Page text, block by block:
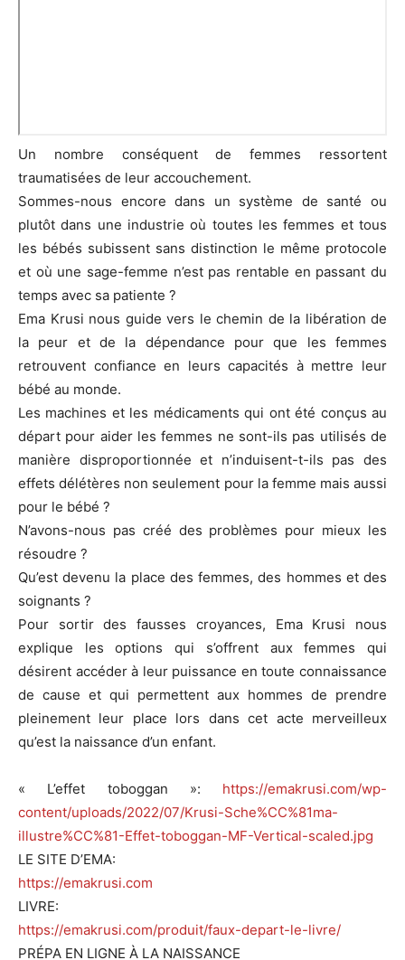
Un nombre conséquent de femmes ressortent
traumatisées de leur accouchement.
Sommes-nous encore dans un système de santé ou
plutôt dans une industrie où toutes les femmes et tous
les bébés subissent sans distinction le même protocole
et où une sage-femme n’est pas rentable en passant du
temps avec sa patiente ?
Ema Krusi nous guide vers le chemin de la libération de
la peur et de la dépendance pour que les femmes
retrouvent confiance en leurs capacités à mettre leur
bébé au monde.
Les machines et les médicaments qui ont été conçus au
départ pour aider les femmes ne sont-ils pas utilisés de
manière disproportionnée et n’induisent-t-ils pas des
effets délétères non seulement pour la femme mais aussi
pour le bébé ?
N’avons-nous pas créé des problèmes pour mieux les
résoudre ?
Qu’est devenu la place des femmes, des hommes et des
soignants ?
Pour sortir des fausses croyances, Ema Krusi nous
explique les options qui s’offrent aux femmes qui
désirent accéder à leur puissance en toute connaissance
de cause et qui permettent aux hommes de prendre
pleinement leur place lors dans cet acte merveilleux
qu’est la naissance d’un enfant.
« L’effet toboggan »: https://emakrusi.com/wp-
content/uploads/2022/07/Krusi-Sche%CC%81ma-
illustre%CC%81-Effet-toboggan-MF-Vertical-scaled.jpg
LE SITE D’EMA:
https://emakrusi.com
LIVRE:
https://emakrusi.com/produit/faux-depart-le-livre/
PRÉPA EN LIGNE À LA NAISSANCE